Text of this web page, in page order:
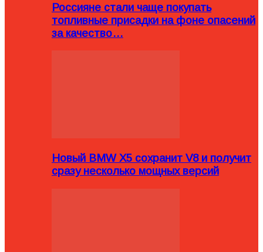
Россияне стали чаще покупать
топливные присадки на фоне опасений
за качество…
Новый BMW X5 сохранит V8 и получит
сразу несколько мощных версий